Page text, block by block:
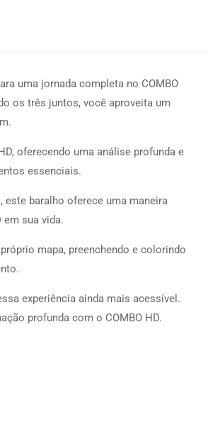
uma jornada completa no COMBO
os três juntos, você aproveita um
oferecendo uma análise profunda e
essenciais.
baralho oferece uma maneira
sua vida.
mapa, preenchendo e colorindo
experiência ainda mais acessível.
profunda com o COMBO HD.